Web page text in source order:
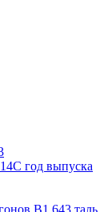
год выпуска
В1 643 таль